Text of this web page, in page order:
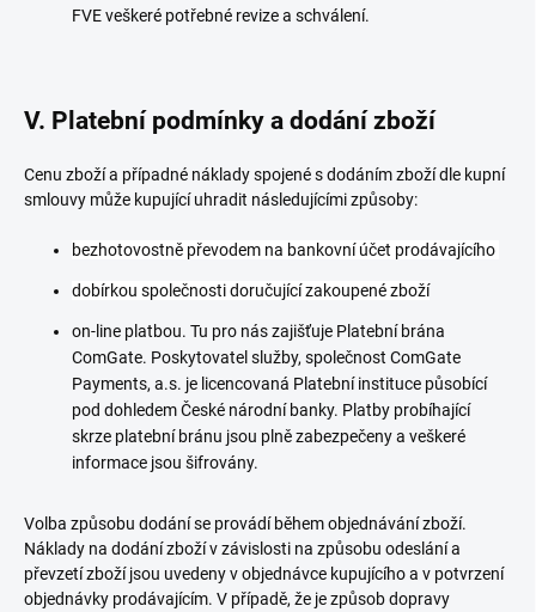
FVE veškeré potřebné revize a schválení.
V. Platební podmínky a dodání zboží
Cenu zboží a případné náklady spojené s dodáním zboží dle kupní
smlouvy může kupující uhradit následujícími způsoby:
bezhotovostně převodem na bankovní účet prodávajícího
dobírkou společnosti doručující zakoupené zboží
on-line platbou. Tu pro nás zajišťuje Platební brána
ComGate. Poskytovatel služby, společnost ComGate
Payments, a.s. je licencovaná Platební instituce působící
pod dohledem České národní banky. Platby probíhající
skrze platební bránu jsou plně zabezpečeny a veškeré
informace jsou šifrovány.
Volba způsobu dodání se provádí během objednávání zboží.
Náklady na dodání zboží v závislosti na způsobu odeslání a
převzetí zboží jsou uvedeny v objednávce kupujícího a v potvrzení
objednávky prodávajícím. V případě, že je způsob dopravy